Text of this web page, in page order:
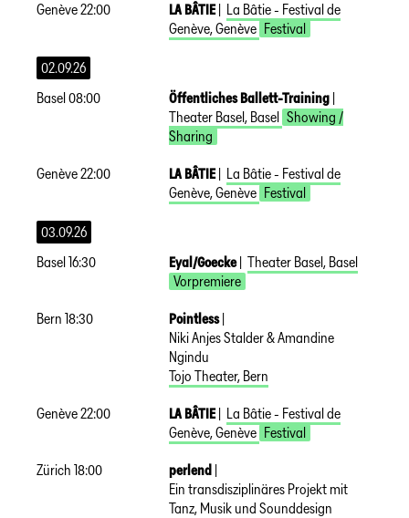
Genève22:00 LA BÂTIE| La Bâtie - Festival de
Genève,Genève Festival
02.09.26
Basel08:00 Öffentliches Ballett-Training |
Theater Basel, Basel Showing /
Sharing
Genève22:00 LA BÂTIE| La Bâtie - Festival de
Genève,Genève Festival
03.09.26
Basel16:30 Eyal/Goecke | Theater Basel, Basel
Vorpremiere
Bern 18:30 Pointless |
Niki Anjes Stalder & Amandine
Ngindu
Tojo Theater, Bern
Genève22:00 LA BÂTIE| La Bâtie - Festival de
Genève,Genève Festival
Zürich 18:00 perlend |
Ein transdisziplinäres Projekt mit
Tanz, Musik und Sounddesign